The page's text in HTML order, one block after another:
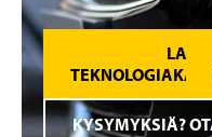
LATAA
KYSYMYKSIÄ?